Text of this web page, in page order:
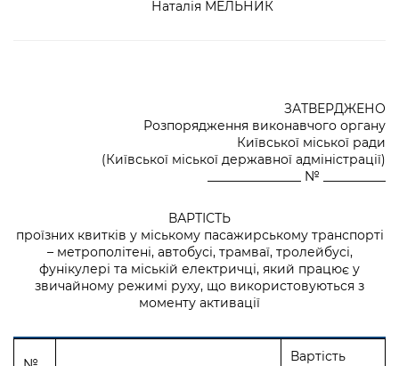
Наталія МЕЛЬНИК
ЗАТВЕРДЖЕНО
Розпорядження виконавчого органу
Київської міської ради
(Київської міської державної адміністрації)
_______________ № __________
ВАРТІСТЬ
проїзних квитків у міському пасажирському транспорті
– метрополітені, автобусі, трамваї, тролейбусі,
фунікулері та міській електричці, який працює у
звичайному режимі руху, що використовуються з
моменту активації
Вартість